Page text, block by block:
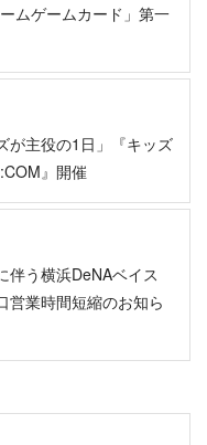
ムゲームカード」第一
が主役の1日」『キッズ
』開催
伴う横浜DeNAベイス
業時間短縮のお知ら